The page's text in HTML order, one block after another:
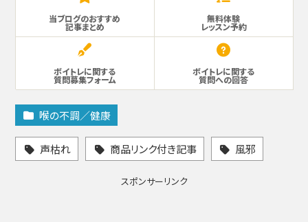
当ブログのおすすめ
記事まとめ
無料体験
レッスン予約
ボイトレに関する
質問募集フォーム
ボイトレに関する
質問への回答
喉の不調／健康
声枯れ 商品リンク付き記事 風邪
スポンサーリンク